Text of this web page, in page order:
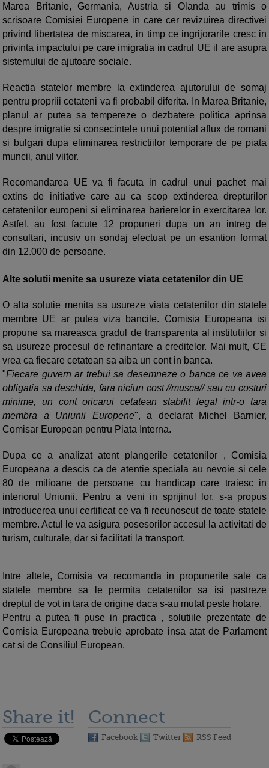
Marea Britanie, Germania, Austria si Olanda au trimis o
scrisoare Comisiei Europene in care cer revizuirea directivei
privind libertatea de miscarea, in timp ce ingrijorarile cresc in
privinta impactului pe care imigratia in cadrul UE il are asupra
sistemului de ajutoare sociale.
Reactia statelor membre la extinderea ajutorului de somaj
pentru propriii cetateni va fi probabil diferita. In Marea Britanie,
planul ar putea sa tempereze o dezbatere politica aprinsa
despre imigratie si consecintele unui potential aflux de romani
si bulgari dupa eliminarea restrictiilor temporare de pe piata
muncii, anul viitor.
Recomandarea UE va fi facuta in cadrul unui pachet mai
extins de initiative care au ca scop extinderea drepturilor
cetatenilor europeni si eliminarea barierelor in exercitarea lor.
Astfel, au fost facute 12 propuneri dupa un an intreg de
consultari, incusiv un sondaj efectuat pe un esantion format
din 12.000 de persoane.
Alte solutii menite sa usureze viata cetatenilor din UE
O alta solutie menita sa usureze viata cetatenilor din statele
membre UE ar putea viza bancile. Comisia Europeana isi
propune sa mareasca gradul de transparenta al institutiilor si
sa usureze procesul de refinantare a creditelor. Mai mult, CE
vrea ca fiecare cetatean sa aiba un cont in banca.
"Fiecare guvern ar trebui sa desemneze o banca ce va avea
obligatia sa deschida, fara niciun cost //musca// sau cu costuri
minime, un cont oricarui cetatean stabilit legal intr-o tara
membra a Uniunii Europene", a declarat Michel Barnier,
Comisar European pentru Piata Interna.
Dupa ce a analizat atent plangerile cetatenilor , Comisia
Europeana a descis ca de atentie speciala au nevoie si cele
80 de milioane de persoane cu handicap care traiesc in
interiorul Uniunii. Pentru a veni in sprijinul lor, s-a propus
introducerea unui certificat ce va fi recunoscut de toate statele
membre. Actul le va asigura posesorilor accesul la activitati de
turism, culturale, dar si facilitati la transport.
Intre altele, Comisia va recomanda in propunerile sale ca
statele membre sa le permita cetatenilor sa isi pastreze
dreptul de vot in tara de origine daca s-au mutat peste hotare.
Pentru a putea fi puse in practica , solutiile prezentate de
Comisia Europeana trebuie aprobate insa atat de Parlament
cat si de Consiliul European.
Share it! Connect
Facebook Twitter RSS Feed